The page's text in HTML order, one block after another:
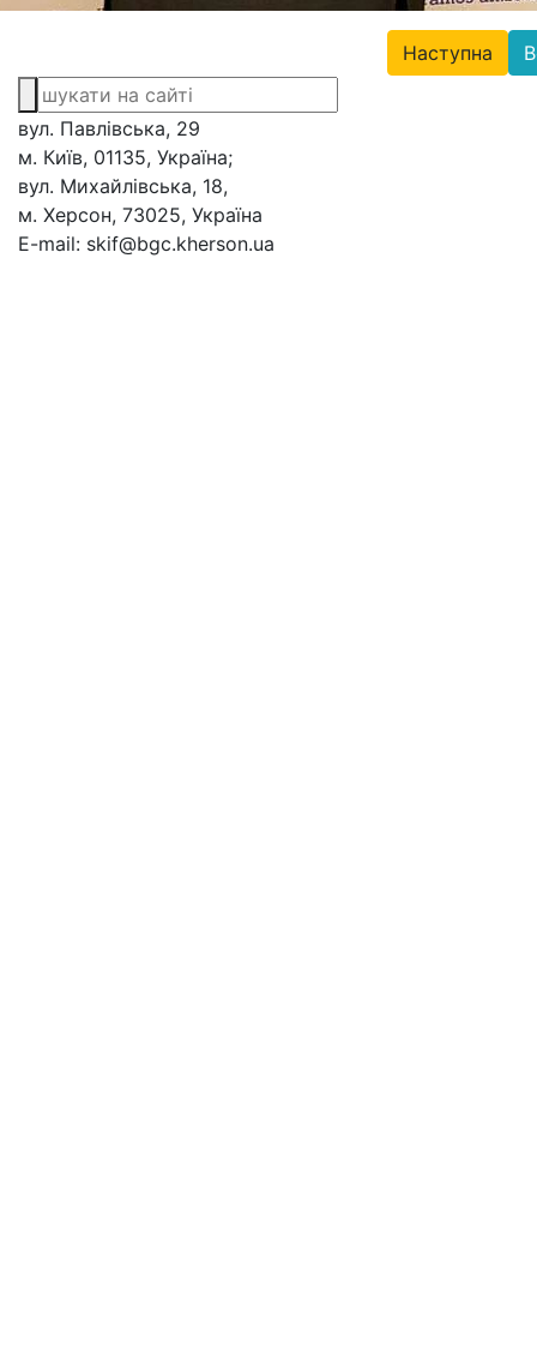
Наступна
вул. Павлівська, 29
м. Київ, 01135, Україна;
вул. Михайлівська, 18,
м. Херсон, 73025, Україна
E-mail: skif@bgc.kherson.ua